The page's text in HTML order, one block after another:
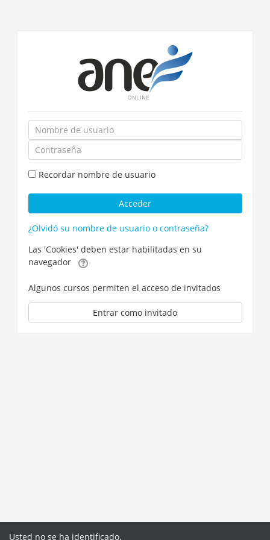
Nombre
de
usuario
Contraseña
Recordar nombre de usuario
Acceder
¿Olvidó su nombre de usuario o contraseña?
Las 'Cookies' deben estar habilitadas en su
navegador
Algunos cursos permiten el acceso de invitados
Entrar como invitado
Usted no se ha identificado.